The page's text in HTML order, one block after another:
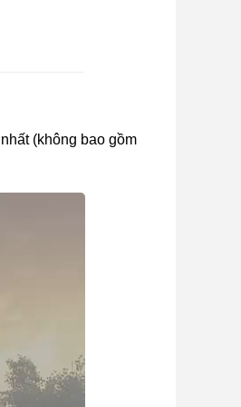
(không bao gồm